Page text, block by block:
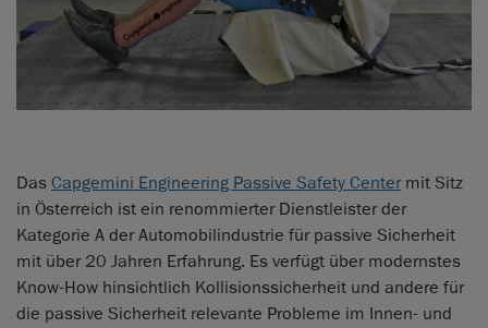
Das Capgemini Engineering Passive Safety Centermit Sitz
in Österreich ist ein renommierter Dienstleister der
Kategorie A der Automobilindustrie für passive Sicherheit
mit über 20 Jahren Erfahrung. Es verfügt über modernstes
Know-How hinsichtlich Kollisionssicherheit und andere für
die passive Sicherheit relevante Probleme im Innen- und